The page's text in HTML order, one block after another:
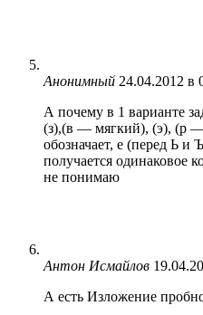
Анонимный 24.04.2012 в
А почему в 1 варианте
(з),(в — мягкий), (э), (р
обозначает, е (перед Ь и
получается одинаковое
не понимаю
Антон Исмайлов
А есть Изложение